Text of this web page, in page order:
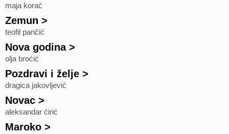
maja korać
Zemun >
teofil pančić
Nova godina>
olja broćić
Pozdravi i želje >
dragica jakovljević
Novac >
aleksandar ćirić
Maroko >